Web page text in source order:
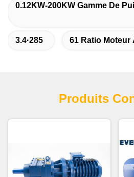
0.12KW-200KW Gamme De
3.4·285 61 Ratio Moteur
Produits